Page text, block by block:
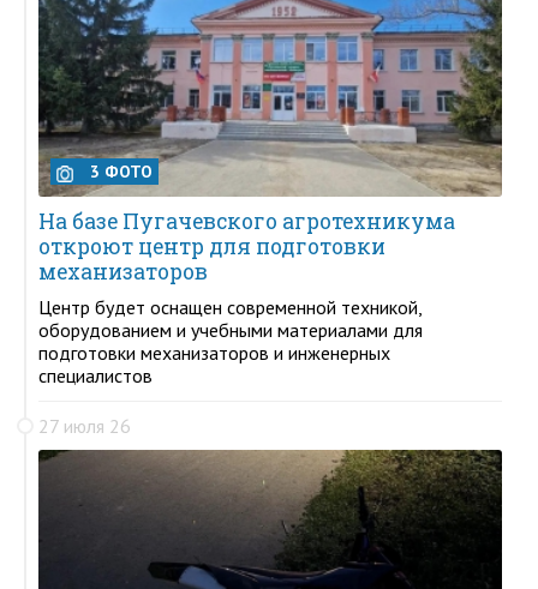
3 ФОТО
На базе Пугачевского агротехникума
откроют центр для подготовки
механизаторов
Центр будет оснащен современной техникой,
оборудованием и учебными материалами для
подготовки механизаторов и инженерных
специалистов
27 июля 26